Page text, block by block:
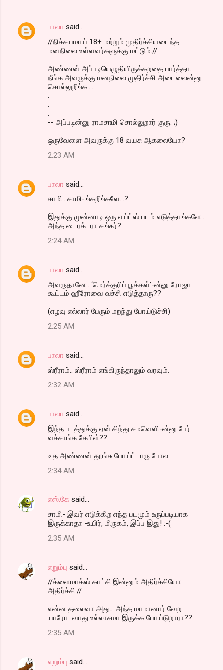
பாலா said…
//நிச்சயமாய் 18+ மற்றும் முதிர்ச்சியடைந்த
மனநிலை உள்ளவர்களுக்கு மட்டும்.//
அண்ணன் அப்படியெழுதியிருக்கறதை பார்த்தா..
நீங்க அவருக்கு மனநிலை முதிர்ச்சி அடைலைன்னு
சொல்லுறீங்க....
.
.
.
-- அப்படின்னு ராமசாமி சொல்லுறார் குரு. ;)
ஒருவேளை அவருக்கு 18 வயசு ஆகலையோ?
2:23 AM
பாலா said…
சாமி.. சாமி-ங்கறீங்களே...?
இதுக்கு முன்னாடி ஒரு எய்ட்ஸ் படம் எடுத்தாங்களே..
அந்த டைரக்டரா சங்கர்?
2:24 AM
பாலா said…
அவருதானே.. ‘மெர்க்குரிப் பூக்கள்’-ன்னு ரோஜா
கூட்டம் ஹீரோவை வச்சி எடுத்தாரு??
(எழவு எல்லார் பேரும் மறந்து போய்டுச்சி)
2:25 AM
பாலா said…
ஸ்ரீராம்.. ஸ்ரீராம் எங்கிருந்தாலும் வரவும்.
2:32 AM
பாலா said…
இந்த படத்துக்கு ஏன் சிந்து சமவெளி-ன்னு பேர்
வச்சாங்க கேபிள்??
உ.த அண்ணன் தூங்க போய்ட்டாரு போல.
2:34 AM
எஸ்.கே said…
சாமி- இவர் எடுக்கிற எந்த படமும் உருப்படியாக
இருக்காதா -உயிர், மிருகம், இப்ப இது! :-(
2:35 AM
எறும்பு said…
//க்ளைமாக்ஸ் காட்சி இன்னும் அதிர்ச்சியோ
அதிர்ச்சி.//
என்ன தலைவா அது... அந்த மாமானார் வேற
யாரோடவாது உல்லாசமா இருக்க போய்டுறாரா??
2:35 AM
எறும்பு said…